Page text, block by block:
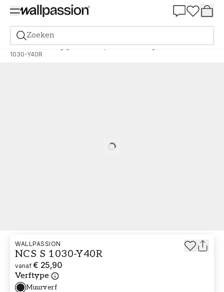
Zoeken
Verf Bestelling gebaseerd op NCS Bestelling door NCS
1030-Y40R
WALLPASSION
NCS S 1030-Y40R
vanaf € 25,90
Verftype
Muurverf